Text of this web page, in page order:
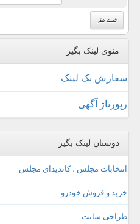
منوی لینک بگیر
سفارش بک لینک
رپورتاژ آگهی
دوستان لینک بگیر
انتخابات مجلس ، کاندیدای مجلس
خرید و فروش خودرو
طراحی سایت